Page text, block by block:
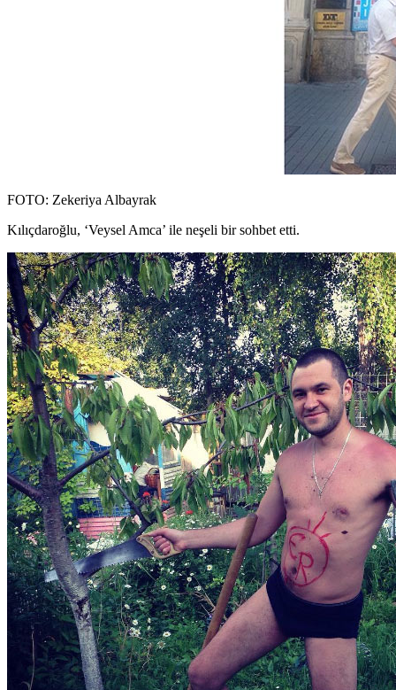
FOTO: Zekeriya Albayrak
Kılıçdaroğlu, ‘Veysel Amca’ ile neşeli bir sohbet etti.